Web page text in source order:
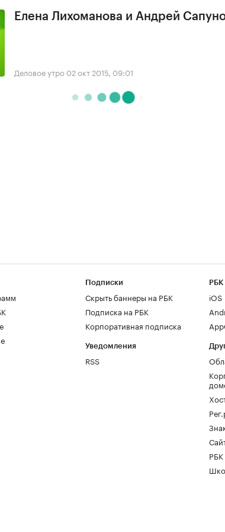
Елена Лихоманова и Андрей
Деловое утро 02 окт 2015, 09:01
Подписки
Скрыть баннеры на РБК
Подписка на РБК
Корпоративная подписка
Уведомления
RSS
РБК
iOS